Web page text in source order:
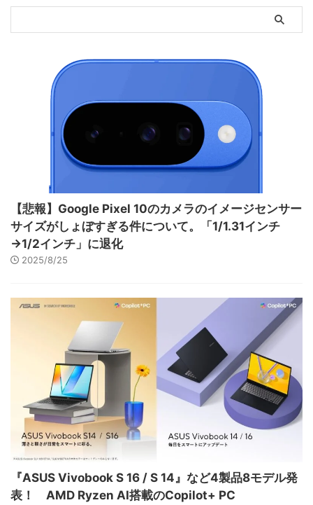
【悲報】Google Pixel 10のカメラのイメージセンサー
サイズがしょぼすぎる件について。「1/1.31インチ
→1/2インチ」に退化
2025/8/25
『ASUS Vivobook S 16 / S 14』など4製品8モデル発
表！ AMD Ryzen AI搭載のCopilot+ PC